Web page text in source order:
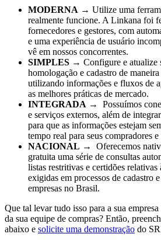
MODERNA → Utilize uma
realmente funcione. A Linkana foi
fornecedores e gestores, com
e uma experiência de usuário
vê em nossos concorrentes.
SIMPLES → Configure e atualize
homologação e cadastro de
utilizando informações e fluxos de
as melhores práticas de mercado.
INTEGRADA → Possuímos
e serviços externos, além de
para que as informações estejam
tempo real para seus compradores
NACIONAL → Oferecemos
gratuita uma série de consultas
listas restritivas e certidões relativas
exigidas em processos de cadastro
empresas no Brasil.
Que tal levar tudo isso para a sua
da sua equipe de compras? Então,
abaixo e solicite uma demonstração do